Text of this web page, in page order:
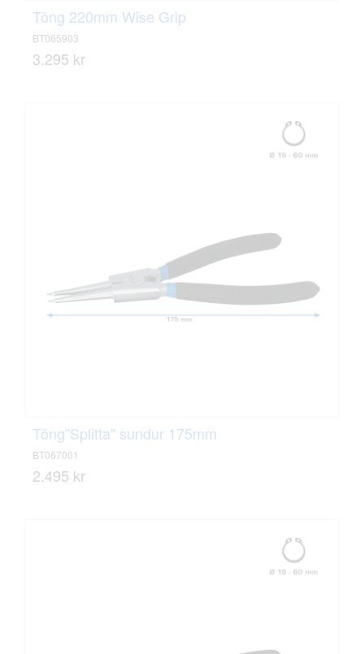
Töng 220mm Wise Grip
BT065903
3.295 kr
Töng"Splitta" sundur 175mm
BT067001
2.495 kr